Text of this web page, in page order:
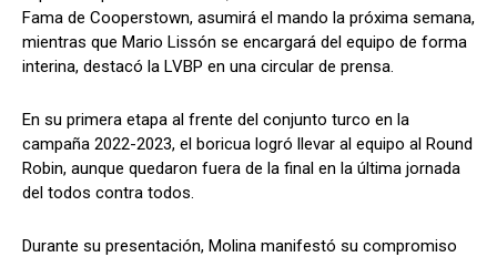
Fama de Cooperstown, asumirá el mando la próxima semana,
mientras que Mario Lissón se encargará del equipo de forma
interina, destacó la LVBP en una circular de prensa.
En su primera etapa al frente del conjunto turco en la
campaña 2022-2023, el boricua logró llevar al equipo al Round
Robin, aunque quedaron fuera de la final en la última jornada
del todos contra todos.
Durante su presentación, Molina manifestó su compromiso